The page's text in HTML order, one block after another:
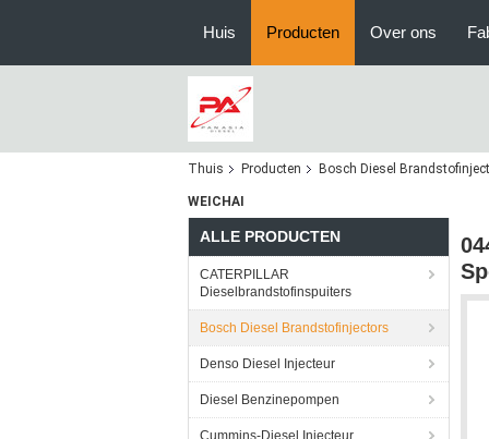
Huis Producten Over ons
Thuis Producten Bosch Diesel
WEICHAI
ALLE PRODUCTEN
CATERPILLAR
Dieselbrandstofinspuiters
Bosch Diesel Brandstofinjectors
Denso Diesel Injecteur
Diesel Benzinepompen
Cummins-Diesel Injecteur